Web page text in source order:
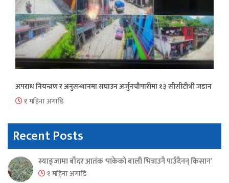
अपराध नियन्त्रण र अनुसन्धानमा सघाउन अर्जुनचौपारीमा १३ सीसीटीभी जडान
१ महिना अगाडि
Recent Posts
स्याङ्जामा बाँदर आतंक ‘पाकेको बाली भित्राउनै पाउँदैनन् किसान’
१ महिना अगाडि